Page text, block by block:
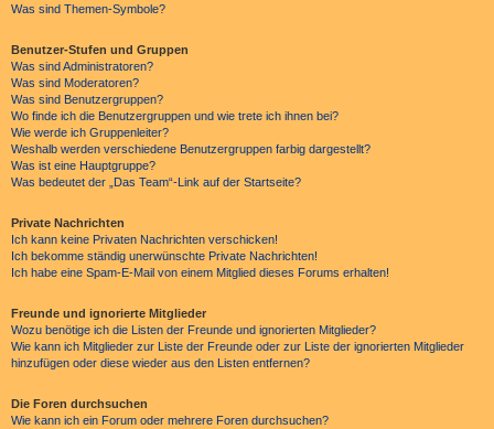
Was sind Themen-Symbole?
Benutzer-Stufen und Gruppen
Was sind Administratoren?
Was sind Moderatoren?
Was sind Benutzergruppen?
Wo finde ich die Benutzergruppen und wie trete ich ihnen bei?
Wie werde ich Gruppenleiter?
Weshalb werden verschiedene Benutzergruppen farbig dargestellt?
Was ist eine Hauptgruppe?
Was bedeutet der „Das Team“-Link auf der Startseite?
Private Nachrichten
Ich kann keine Privaten Nachrichten verschicken!
Ich bekomme ständig unerwünschte Private Nachrichten!
Ich habe eine Spam-E-Mail von einem Mitglied dieses Forums erhalten!
Freunde und ignorierte Mitglieder
Wozu benötige ich die Listen der Freunde und ignorierten Mitglieder?
Wie kann ich Mitglieder zur Liste der Freunde oder zur Liste der ignorierten Mitglieder
hinzufügen oder diese wieder aus den Listen entfernen?
Die Foren durchsuchen
Wie kann ich ein Forum oder mehrere Foren durchsuchen?